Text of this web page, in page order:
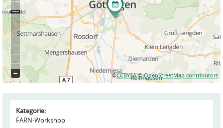
©CCBYSA © OpenStreetMap contributors
Kategorie:
FARN-Workshop